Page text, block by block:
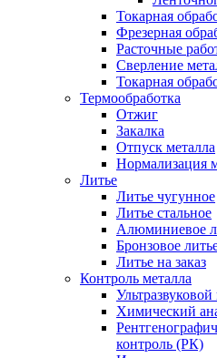
Токарная
Фрезерная
Расточные
Сверление
Токарная
Термообработка
Отжиг
Закалка
Отпуск металла
Нормализация
Литье
Литье чугунное
Литье стальное
Алюминиевое
Бронзовое
Литье на заказ
Контроль металла
Химический
контроль (РК)